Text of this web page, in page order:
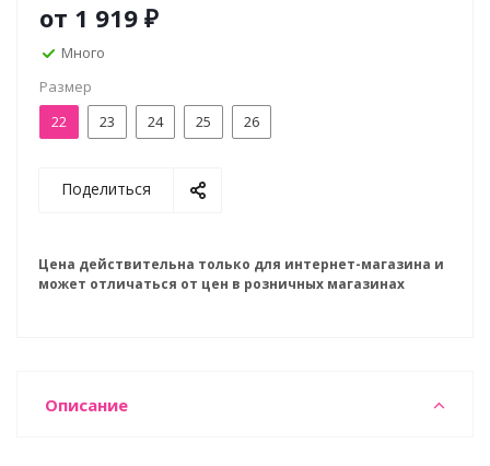
от 1 919 ₽
Много
Размер
22
23 24 25 26
Поделиться
Цена действительна только для интернет-магазина и
может отличаться от цен в розничных магазинах
Описание